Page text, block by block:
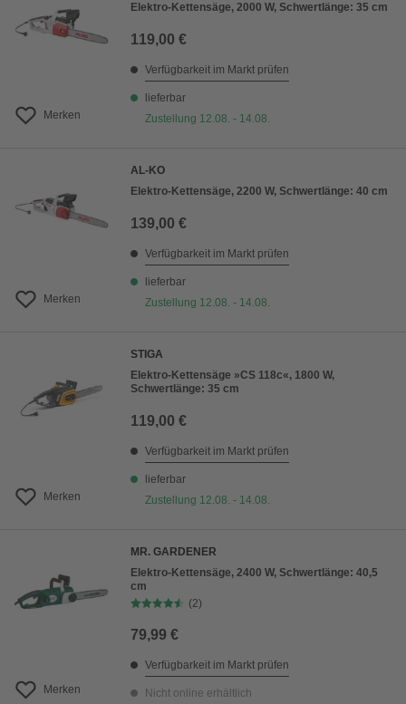
Merken
Elektro-Kettensäge, 2000 W, Schwertlänge: 35 cm
119,00 €
Verfügbarkeit im Markt prüfen
lieferbar
Zustellung 12.08. - 14.08.
Merken
AL-KO
Elektro-Kettensäge, 2200 W, Schwertlänge: 40 cm
139,00 €
Verfügbarkeit im Markt prüfen
lieferbar
Zustellung 12.08. - 14.08.
Merken
STIGA
Elektro-Kettensäge »CS 118c«, 1800 W,
Schwertlänge: 35 cm
119,00 €
Verfügbarkeit im Markt prüfen
lieferbar
Zustellung 12.08. - 14.08.
Merken
MR. GARDENER
Elektro-Kettensäge, 2400 W, Schwertlänge: 40,5
cm
(2)
79,99 €
Verfügbarkeit im Markt prüfen
Nicht online erhältlich